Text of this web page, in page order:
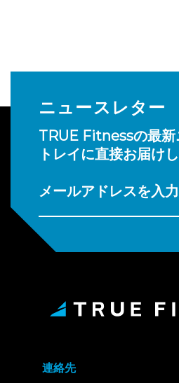
ニュースレター
TRUE Fitnessの最新
トレイに直接お届けし
メールアドレスを入
連絡先